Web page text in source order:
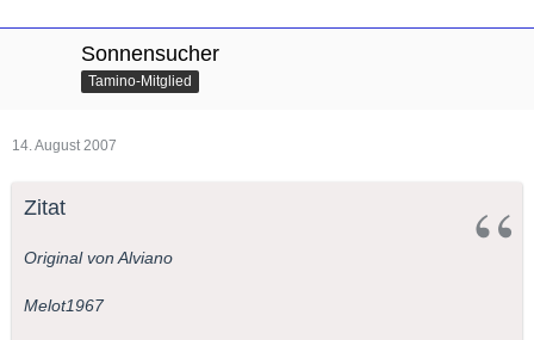
Sonnensucher
Tamino-Mitglied
14. August 2007
Zitat
Original von Alviano
Melot1967